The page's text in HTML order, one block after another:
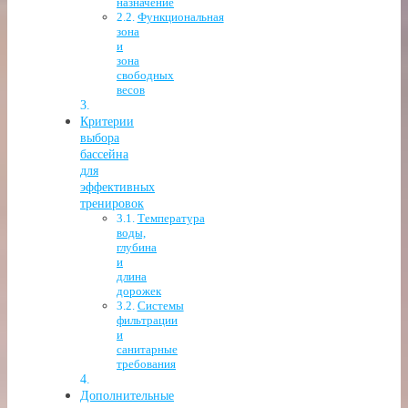
Функциональная
зона
и
зона
свободных
весов
Критерии
выбора
бассейна
для
эффективных
тренировок
Температура
воды,
глубина
и
длина
дорожек
Системы
фильтрации
и
санитарные
требования
Дополнительные